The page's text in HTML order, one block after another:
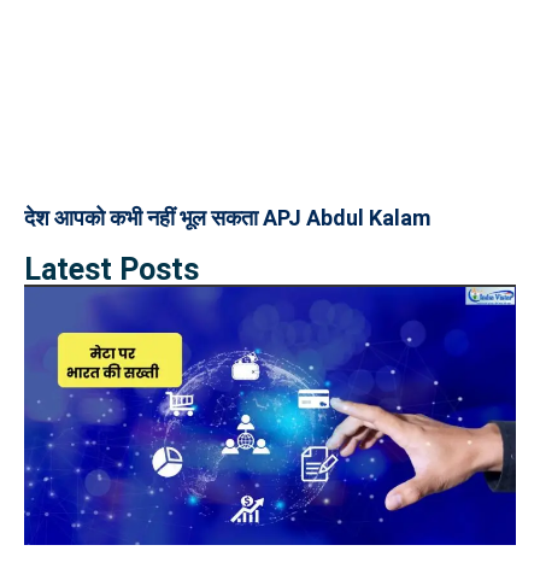
देश आपको कभी नहीं भूल सकता APJ Abdul Kalam
Latest Posts